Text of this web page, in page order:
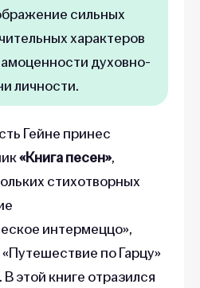
сильных
характеров
духовно-
личности.
Гейне принес
«‎Книга песен»‎,
стихотворных
интермеццо»,
по Гарцу»
этой книге отразился